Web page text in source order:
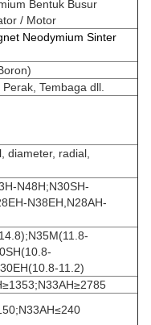
Bentuk Busur
/ Motor
Neodymium Sinter
Tembaga dll.
diameter, radial,
N48H;N30SH-
N38EH,N28AH-
11.2)